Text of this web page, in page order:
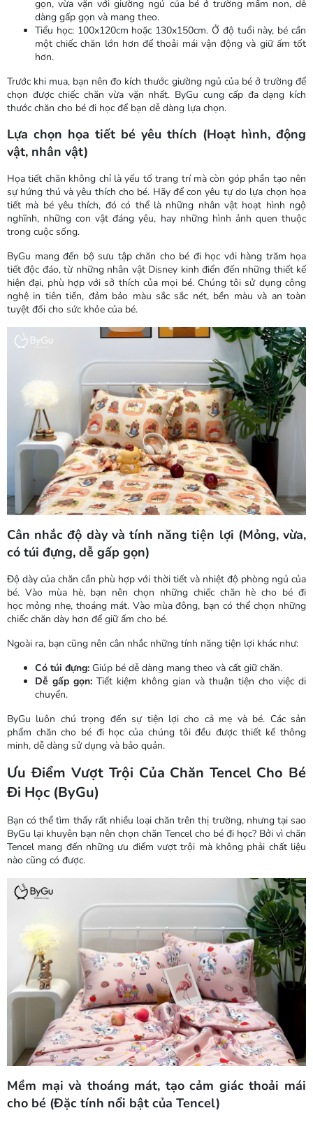
gọn, vừa vặn với giường ngủ của bé ở trường mầm non, dễ
dàng gấp gọn và mang theo.
Tiểu học: 100x120cm hoặc 130x150cm. Ở độ tuổi này, bé cần
một chiếc chăn lớn hơn để thoải mái vận động và giữ ấm tốt
hơn.
Trước khi mua, bạn nên đo kích thước giường ngủ của bé ở trường để
chọn được chiếc chăn vừa vặn nhất. ByGu cung cấp đa dạng kích
thước chăn cho bé đi học để bạn dễ dàng lựa chọn.
Lựa chọn họa tiết bé yêu thích (Hoạt hình, động
vật, nhân vật)
Họa tiết chăn không chỉ là yếu tố trang trí mà còn góp phần tạo nên
sự hứng thú và yêu thích cho bé. Hãy để con yêu tự do lựa chọn họa
tiết mà bé yêu thích, đó có thể là những nhân vật hoạt hình ngộ
nghĩnh, những con vật đáng yêu, hay những hình ảnh quen thuộc
trong cuộc sống.
ByGu mang đến bộ sưu tập chăn cho bé đi học với hàng trăm họa
tiết độc đáo, từ những nhân vật Disney kinh điển đến những thiết kế
hiện đại, phù hợp với sở thích của mọi bé. Chúng tôi sử dụng công
nghệ in tiên tiến, đảm bảo màu sắc sắc nét, bền màu và an toàn
tuyệt đối cho sức khỏe của bé.
Cân nhắc độ dày và tính năng tiện lợi (Mỏng, vừa,
có túi đựng, dễ gấp gọn)
Độ dày của chăn cần phù hợp với thời tiết và nhiệt độ phòng ngủ của
bé. Vào mùa hè, bạn nên chọn những chiếc chăn hè cho bé đi
học mỏng nhẹ, thoáng mát. Vào mùa đông, bạn có thể chọn những
chiếc chăn dày hơn để giữ ấm cho bé.
Ngoài ra, bạn cũng nên cân nhắc những tính năng tiện lợi khác như:
Có túi đựng: Giúp bé dễ dàng mang theo và cất giữ chăn.
Dễ gấp gọn: Tiết kiệm không gian và thuận tiện cho việc di
chuyển.
ByGu luôn chú trọng đến sự tiện lợi cho cả mẹ và bé. Các sản
phẩm chăn cho bé đi học của chúng tôi đều được thiết kế thông
minh, dễ dàng sử dụng và bảo quản.
Ưu Điểm Vượt Trội Của Chăn Tencel Cho Bé
Đi Học (ByGu)
Bạn có thể tìm thấy rất nhiều loại chăn trên thị trường, nhưng tại sao
ByGu lại khuyên bạn nên chọn chăn Tencel cho bé đi học? Bởi vì chăn
Tencel mang đến những ưu điểm vượt trội mà không phải chất liệu
nào cũng có được.
Mềm mại và thoáng mát, tạo cảm giác thoải mái
cho bé (Đặc tính nổi bật của Tencel)